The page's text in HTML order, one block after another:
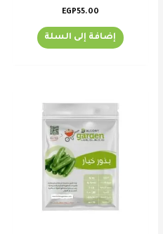
EGP55.00
إضافة إلى السلة